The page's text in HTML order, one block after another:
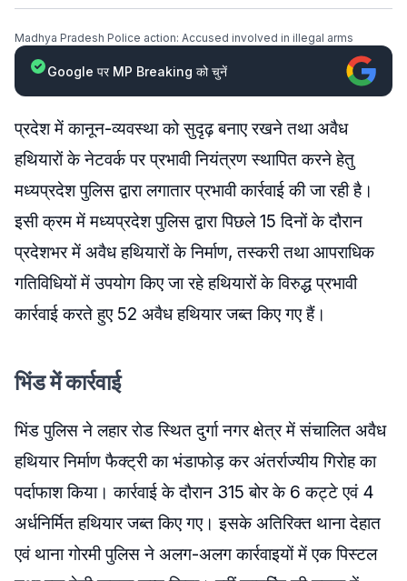
Madhya Pradesh Police action: Accused involved in illegal arms
Google पर MP Breaking को चुनें
प्रदेश में कानून-व्यवस्था को सुदृढ़ बनाए रखने तथा अवैध
हथियारों के नेटवर्क पर प्रभावी नियंत्रण स्थापित करने हेतु
मध्यप्रदेश पुलिस द्वारा लगातार प्रभावी कार्रवाई की जा रही है।
इसी क्रम में मध्यप्रदेश पुलिस द्वारा पिछले 15 दिनों के दौरान
प्रदेशभर में अवैध हथियारों के निर्माण, तस्करी तथा आपराधिक
गतिविधियों में उपयोग किए जा रहे हथियारों के विरुद्ध प्रभावी
कार्रवाई करते हुए 52 अवैध हथियार जब्त किए गए हैं।
भिंड में कार्रवाई
भिंड पुलिस ने लहार रोड स्थित दुर्गा नगर क्षेत्र में संचालित अवैध
हथियार निर्माण फैक्ट्री का भंडाफोड़ कर अंतर्राज्यीय गिरोह का
पर्दाफाश किया। कार्रवाई के दौरान 315 बोर के 6 कट्टे एवं 4
अर्धनिर्मित हथियार जब्‍त किए गए। इसके अतिरिक्त थाना देहात
एवं थाना गोरमी पुलिस ने अलग-अलग कार्रवाइयों में एक पिस्टल